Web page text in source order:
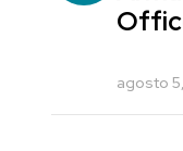
agosto